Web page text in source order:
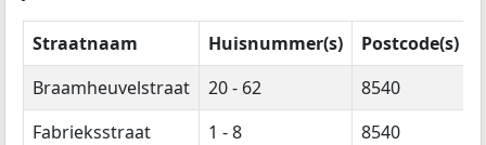
Straatnaam Huisnummer(s)
Postcode(s)
Braamheuvelstraat
20 - 62
8540
Fabrieksstraat
1 - 8
8540